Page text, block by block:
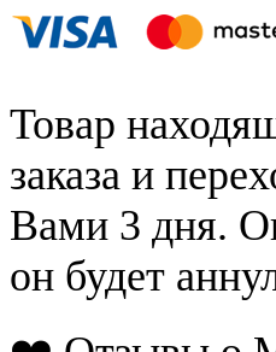
Товар
заказа и
Вами 3 дня.
он будет